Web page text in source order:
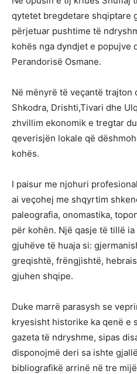
qytetet bregdetare shqiptare
përjetuar pushtime të
kohës nga dyndjet e popujve
Perandorisë Osmane.
Në mënyrë të veçantë trajton
Shkodra, Drishti,Tivari dhe
zhvillim ekonomik e tregtar
qeverisjën lokale që
kohës.
I paisur me njohuri
ai veçohej me shqyrtim
paleografia, onomastika,
për kohën. Një qasje të tillë
gjuhëve të huaja si:
greqishtë, frëngjishtë,
gjuhen shqipe.
Duke marrë parasysh se
kryesisht historike ka qenë e
gazeta të ndryshme, sipas
disponojmë deri sa ishte
bibliografikë arrinë në tre